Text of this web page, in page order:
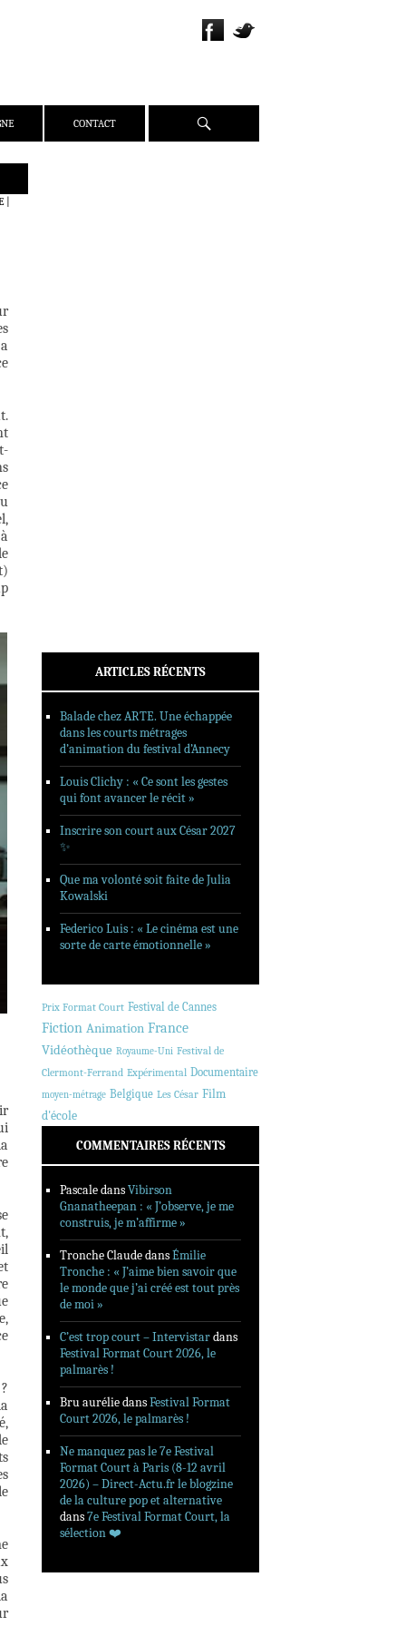
CONTACT Recherche
|
ARTICLES RÉCENTS
Balade chez ARTE. Une échappée
dans les courts métrages
d’animation du festival d’Annecy
Louis Clichy : « Ce sont les gestes
qui font avancer le récit »
Inscrire son court aux César 2027
✨
Que ma volonté soit faite de Julia
Kowalski
Federico Luis : « Le cinéma est une
sorte de carte émotionnelle »
Prix Format Court Festival de Cannes
Fiction Animation France
Vidéothèque Royaume-Uni Festival de
Clermont-Ferrand Expérimental Documentaire
moyen-métrage Belgique Les César Film
d'école
COMMENTAIRES RÉCENTS
PascaledansVibirson
Gnanatheepan : « J’observe, je me
construis, je m’affirme »
Tronche ClaudedansÉmilie
Tronche : « J’aime bien savoir que
le monde que j’ai créé est tout près
de moi »
C’est trop court – Intervistardans
Festival Format Court 2026, le
palmarès !
Bru auréliedansFestival Format
Court 2026, le palmarès !
Ne manquez pas le 7e Festival
Format Court à Paris (8-12 avril
2026) – Direct-Actu.fr le blogzine
de la culture pop et alternative
dans7e Festival Format Court, la
sélection ❤️‍